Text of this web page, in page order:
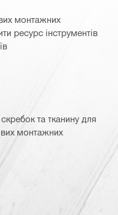
монтажних
ресурс інструментів
та тканину для
монтажних